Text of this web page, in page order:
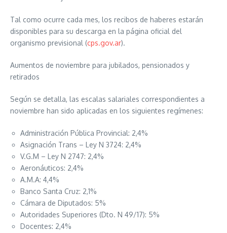
Tal como ocurre cada mes, los recibos de haberes estarán
disponibles para su descarga en la página oficial del
organismo previsional (cps.gov.ar).
Aumentos de noviembre para jubilados, pensionados y
retirados
Según se detalla, las escalas salariales correspondientes a
noviembre han sido aplicadas en los siguientes regímenes:
Administración Pública Provincial: 2,4%
Asignación Trans – Ley N 3724: 2,4%
V.G.M – Ley N 2747: 2,4%
Aeronáuticos: 2,4%
A.M.A: 4,4%
Banco Santa Cruz: 2,1%
Cámara de Diputados: 5%
Autoridades Superiores (Dto. N 49/17): 5%
Docentes: 2,4%